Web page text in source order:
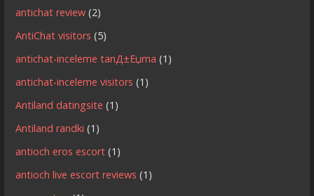
antichat review (2)
AntiChat visitors (5)
antichat-inceleme tanД±Еџma (1)
antichat-inceleme visitors (1)
Antiland datingsite (1)
Antiland randki (1)
antioch eros escort (1)
antioch live escort reviews (1)